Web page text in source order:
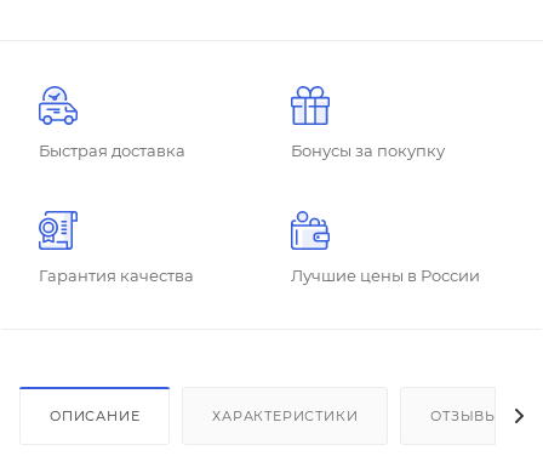
Быстрая доставка Бонусы за покупку
Гарантия качества Лучшие цены в России
ОПИСАНИЕ ХАРАКТЕРИСТИКИ ОТЗЫВЫ